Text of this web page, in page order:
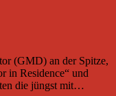
(GMD) an der Spitze,
in Residence“ und
die jüngst mit…